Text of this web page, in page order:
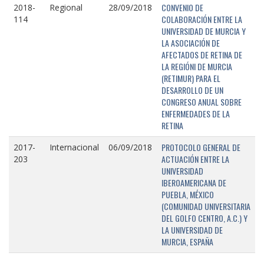
2018-
114
Regional 28/09/2018
CONVENIO DE
COLABORACIÓN ENTRE LA
UNIVERSIDAD DE MURCIA Y
LA ASOCIACIÓN DE
AFECTADOS DE RETINA DE
LA REGIÓNI DE MURCIA
(RETIMUR) PARA EL
DESARROLLO DE UN
CONGRESO ANUAL SOBRE
ENFERMEDADES DE LA
RETINA
2017-
203
Internacional 06/09/2018
PROTOCOLO GENERAL DE
ACTUACIÓN ENTRE LA
UNIVERSIDAD
IBEROAMERICANA DE
PUEBLA, MÉXICO
(COMUNIDAD UNIVERSITARIA
DEL GOLFO CENTRO, A.C.) Y
LA UNIVERSIDAD DE
MURCIA, ESPAÑA